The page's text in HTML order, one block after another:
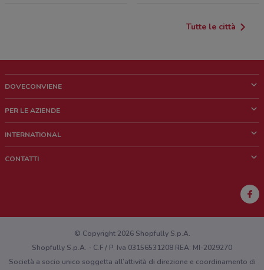
Tutte le città
DOVECONVIENE
Chi siamo
Lavora con noi
PER LE AZIENDE
Richieste commerciali e marketing
INTERNATIONAL
CONTATTI
Hai un malfunzionamento sul web o sull'app?
© Copyright 2026 Shopfully S.p.A.
Shopfully S.p.A. - C.F / P. Iva 03156531208 REA: MI-2029270
Società a socio unico soggetta all’attività di direzione e coordinamento di